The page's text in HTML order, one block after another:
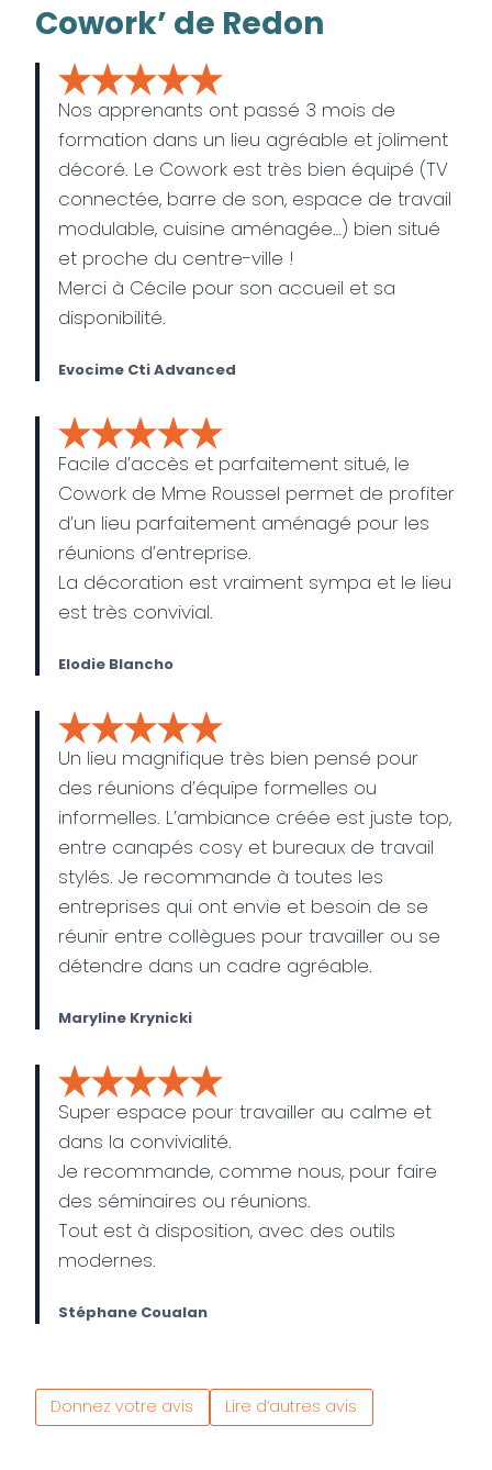
Cowork’ de Redon
Nos apprenants ont passé 3 mois de
formation dans un lieu agréable et joliment
décoré. Le Cowork est très bien équipé (TV
connectée, barre de son, espace de travail
modulable, cuisine aménagée…) bien situé
et proche du centre-ville !
Merci à Cécile pour son accueil et sa
disponibilité.
Evocime Cti Advanced
Facile d’accès et parfaitement situé, le
Cowork de Mme Roussel permet de profiter
d’un lieu parfaitement aménagé pour les
réunions d’entreprise.
La décoration est vraiment sympa et le lieu
est très convivial.
Elodie Blancho
Un lieu magnifique très bien pensé pour
des réunions d’équipe formelles ou
informelles. L’ambiance créée est juste top,
entre canapés cosy et bureaux de travail
stylés. Je recommande à toutes les
entreprises qui ont envie et besoin de se
réunir entre collègues pour travailler ou se
détendre dans un cadre agréable.
Maryline Krynicki
Super espace pour travailler au calme et
dans la convivialité.
Je recommande, comme nous, pour faire
des séminaires ou réunions.
Tout est à disposition, avec des outils
modernes.
Stéphane Coualan
Donnez votre avis Lire d’autres avis